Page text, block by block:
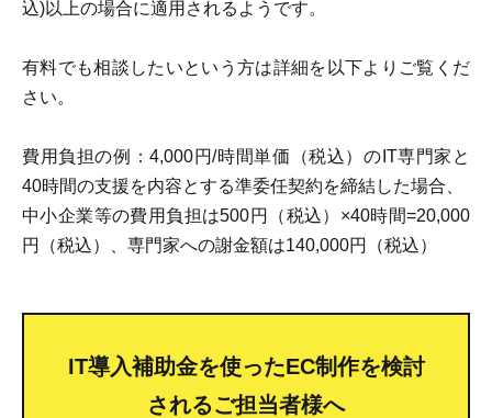
込)以上の場合に適用されるようです。
有料でも相談したいという方は詳細を以下よりご覧くだ
さい。
費用負担の例：4,000円/時間単価（税込）のIT専門家と
40時間の支援を内容とする準委任契約を締結した場合、
中小企業等の費用負担は500円（税込）×40時間=20,000
円（税込）、専門家への謝金額は140,000円（税込）
IT導入補助金を使ったEC制作を検討
されるご担当者様へ